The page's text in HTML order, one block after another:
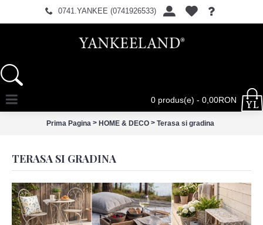
0741.YANKEE (0741926533)
0 produs(e) - 0,00RON
Prima Pagina > HOME & DECO > Terasa si gradina
TERASA SI GRADINA